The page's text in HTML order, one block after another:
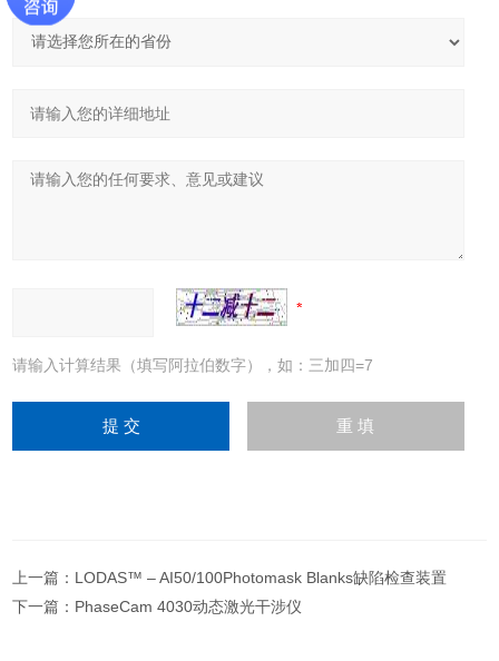
请输入计算结果（填写阿拉伯数字），如：三加四=7
上一篇： LODAS™ – AI50/100Photomask Blanks缺陷检查装置
下一篇： PhaseCam 4030动态激光干涉仪